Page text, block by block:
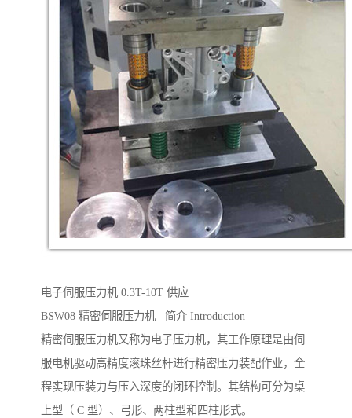
电子伺服压力机 0.3T-10T 供应
BSW08 精密伺服压力机 简介 Introduction
精密伺服压力机又称为电子压力机，其工作原理是由伺
服电机驱动高精度滚珠丝杆进行精密压力装配作业，全
程实现压装力与压入深度的闭环控制。其结构可分为桌
上型（ C 型）、弓形、两柱型和四柱形式。